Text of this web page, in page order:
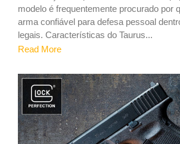
modelo é frequentemente procurado por
arma confiável para defesa pessoal
legais. Características do Taurus...
Read More
9